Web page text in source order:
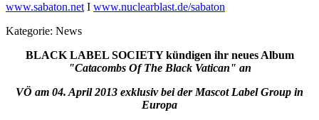
www.sabaton.net I www.nuclearblast.de/sabaton
Kategorie: News
BLACK LABEL SOCIETY kündigen ihr neues Album
"Catacombs Of The Black Vatican" an
VÖ am 04. April 2013 exklusiv bei der Mascot Label Group in
Europa